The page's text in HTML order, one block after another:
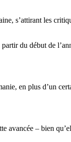
s’attirant les
du début de
en plus d’un
avancée – bien